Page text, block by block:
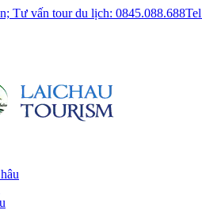
Tư vấn tour du lịch: 0845.088.688